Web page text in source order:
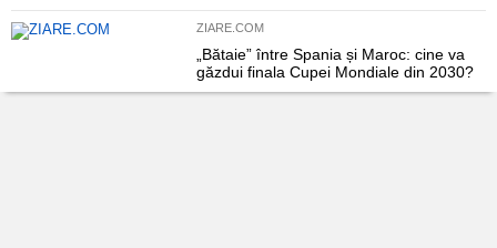
ZIARE.COM
„Bătaie” între Spania și Maroc: cine va
găzdui finala Cupei Mondiale din 2030?